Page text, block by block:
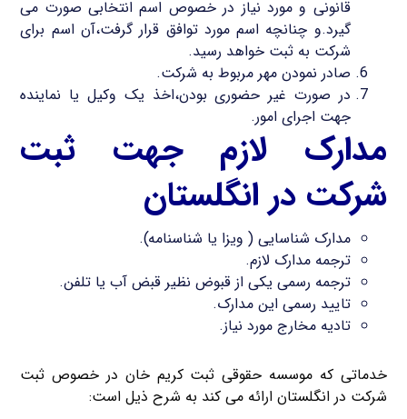
قانونی و مورد نیاز در خصوص اسم انتخابی صورت می
گیرد.و چنانچه اسم مورد توافق قرار گرفت،آن اسم برای
شرکت به ثبت خواهد رسید.
صادر نمودن مهر مربوط به شرکت.
در صورت غیر حضوری بودن،اخذ یک وکیل یا نماینده
جهت اجرای امور.
مدارک لازم جهت ثبت
شرکت در انگلستان
مدارک شناسایی ( ویزا یا شناسنامه).
ترجمه مدارک لازم.
ترجمه رسمی یکی از قبوض نظیر قبض آب یا تلفن.
تایید رسمی این مدارک.
تادیه مخارج مورد نیاز.
خدماتی که موسسه حقوقی ثبت کریم خان در خصوص ثبت
شرکت در انگلستان ارائه می کند به شرح ذیل است: